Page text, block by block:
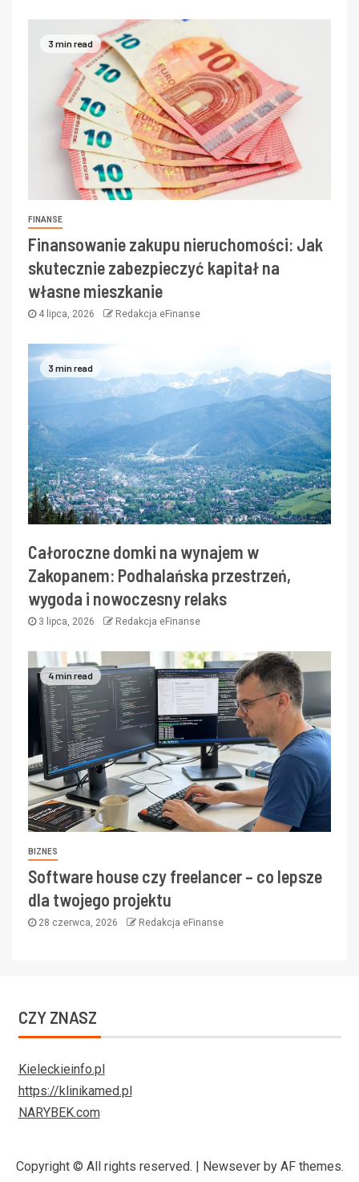
3 min read
FINANSE
Finansowanie zakupu nieruchomości: Jak
skutecznie zabezpieczyć kapitał na
własne mieszkanie
4 lipca, 2026 Redakcja eFinanse
3 min read
Całoroczne domki na wynajem w
Zakopanem: Podhalańska przestrzeń,
wygoda i nowoczesny relaks
3 lipca, 2026 Redakcja eFinanse
4 min read
BIZNES
Software house czy freelancer – co lepsze
dla twojego projektu
28 czerwca, 2026 Redakcja eFinanse
CZY ZNASZ
Kieleckieinfo.pl
https://klinikamed.pl
NARYBEK.com
Copyright © All rights reserved. | Newseverby AF themes.